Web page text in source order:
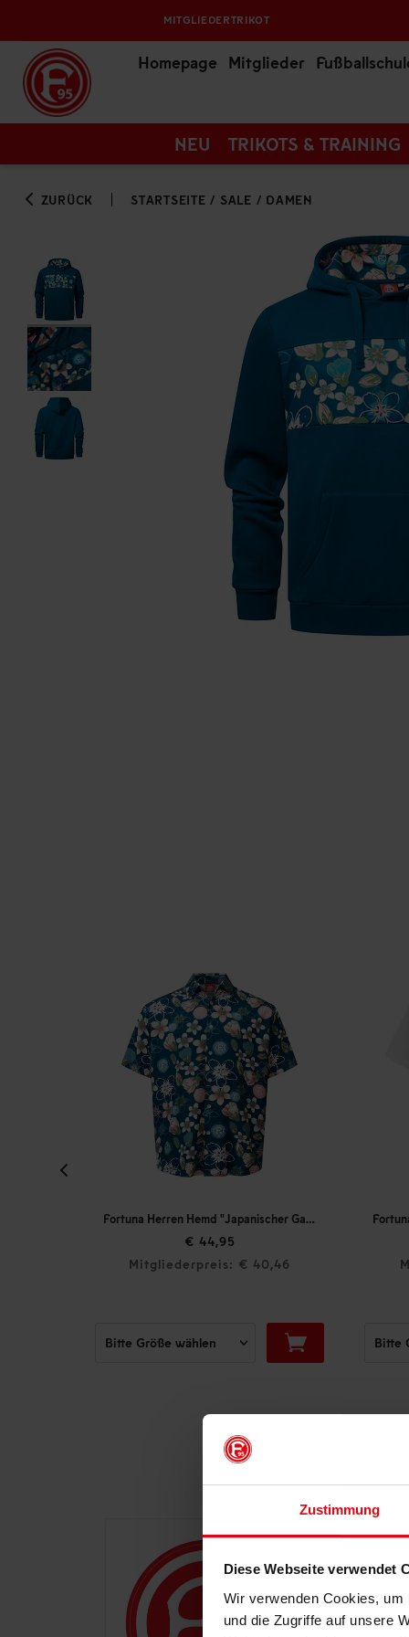
Zustimmung
Diese Webseite verwendet
Wir verwenden Cookies,
und die Zugriffe auf unsere
MITGLIEDERTRIKOT
Homepage Mitglieder
NEU TRIKOTS & TRAINING
ZURÜCK STARTSEITE / SALE / DAMEN
€ 29,95 € 19,95
Mitgliederpreis: € 19,95